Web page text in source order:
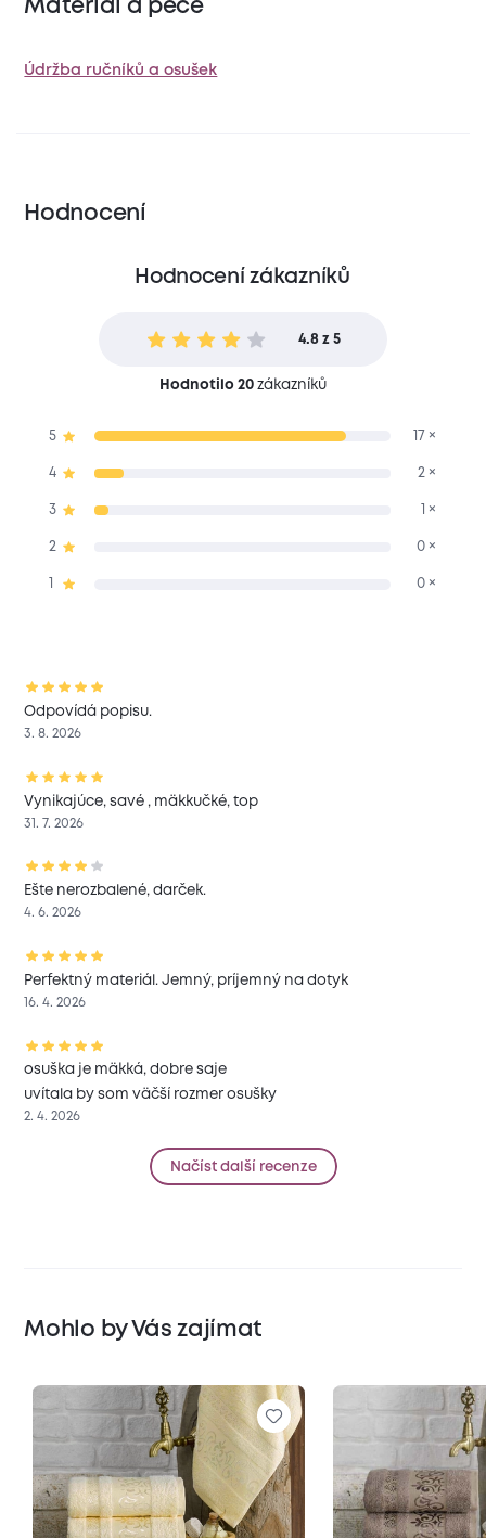
Materiál a péče
Údržba ručníků a osušek
Hodnocení
Hodnocení zákazníků
4.8 z 5
Hodnotilo 20zákazníků
5 17 ×
4 2 ×
3 1 ×
2 0 ×
0 ×
Odpovídá popisu.
3. 8. 2026
Vynikajúce, savé , mäkkučké, top
31. 7. 2026
Ešte nerozbalené, darček.
4. 6. 2026
Perfektný materiál. Jemný, príjemný na dotyk
16. 4. 2026
osuška je mäkká, dobre saje
uvítala by som väčší rozmer osušky
2. 4. 2026
Načíst další recenze
Mohlo by Vás zajímat